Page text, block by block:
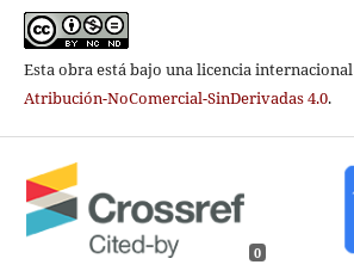
Esta obra está bajo una licencia internacional
Atribución-NoComercial-SinDerivadas 4.0.
0